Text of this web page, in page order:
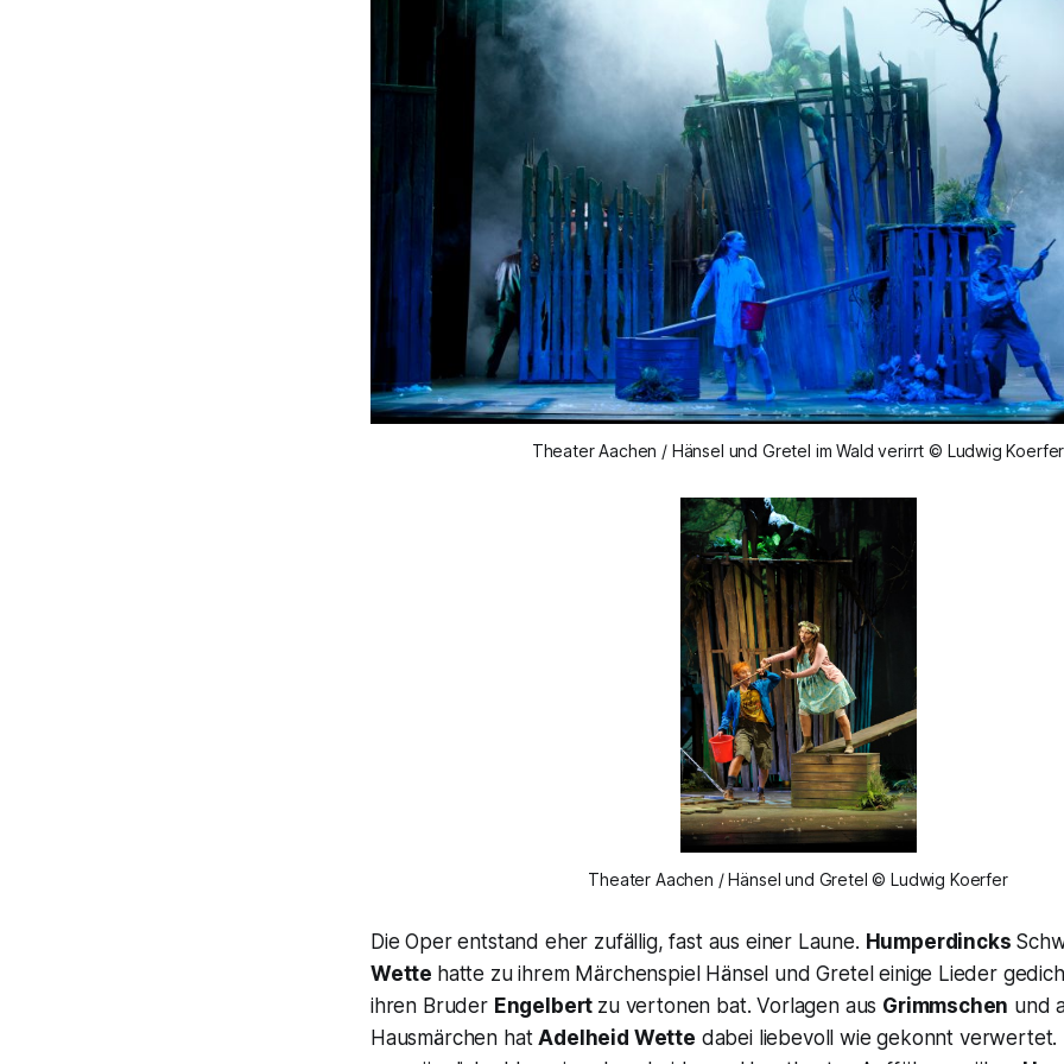
Theater Aachen / Hänsel und Gretel im Wald verirrt © Ludwig Koerfer
Theater Aachen / Hänsel und Gretel © Ludwig Koerfer
Die Oper entstand eher zufällig, fast aus einer Laune. Humperdincks
Wette hatte zu ihrem Märchenspiel Hänsel und Greteleinige Lieder
ihren Bruder Engelbert zu vertonen bat. Vorlagen aus Grimmschen und
Hausmärchen hatAdelheid Wette dabei liebevoll wie gekonnt verwertet.